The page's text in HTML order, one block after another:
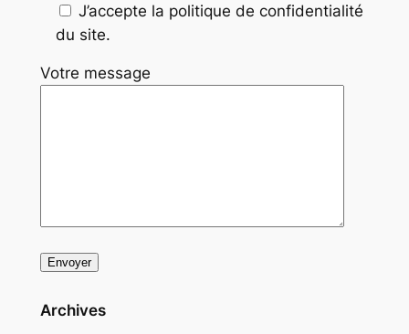
J’accepte la politique de confidentialité
du site.
Votre message
Archives